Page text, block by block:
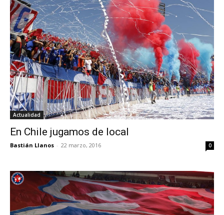
Actualidad
En Chile jugamos de local
Bastián Llanos - 22 marzo, 2016 0